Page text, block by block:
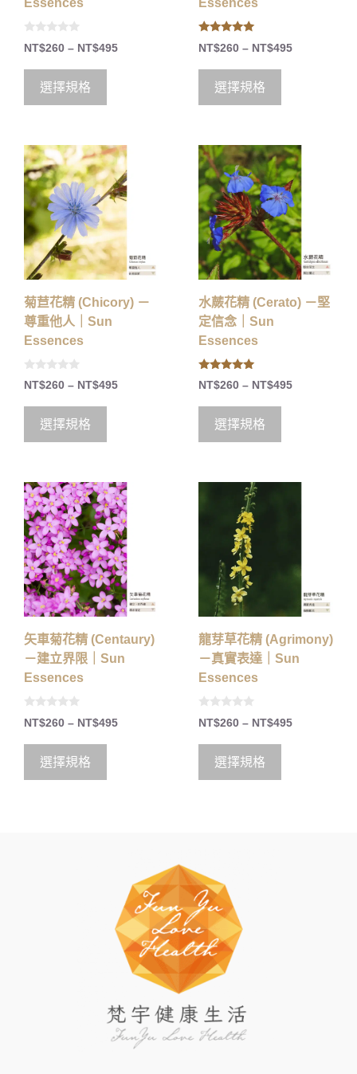
Essences
0
o
t
5
NT$260 – NT$495
選擇規格
Essences
5.00
out of 5
NT$260 – NT$495
選擇規格
菊苣花精 (Chicory) －
尊重他人｜Sun
Essences
0
o
5
NT$260 – NT$495
選擇規格
水蕨花精 (Cerato) －堅
定信念｜Sun
Essences
5.00
out of 5
NT$260 – NT$495
選擇規格
矢車菊花精 (Centaury)
－建立界限｜Sun
Essences
0
o
5
NT$260 – NT$495
選擇規格
龍芽草花精 (Agrimony)
－真實表達｜Sun
Essences
0
o
5
NT$260 – NT$495
選擇規格